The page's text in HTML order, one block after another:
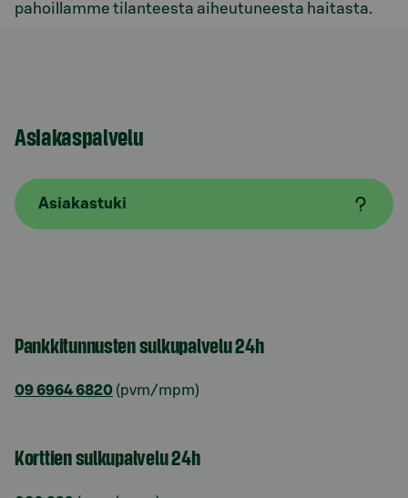
pahoillamme tilanteesta aiheutuneesta haitasta.
Asiakaspalvelu
Asiakastuki
Pankkitunnusten sulkupalvelu 24h
09 6964 6820 (pvm/mpm)
Korttien sulkupalvelu 24h